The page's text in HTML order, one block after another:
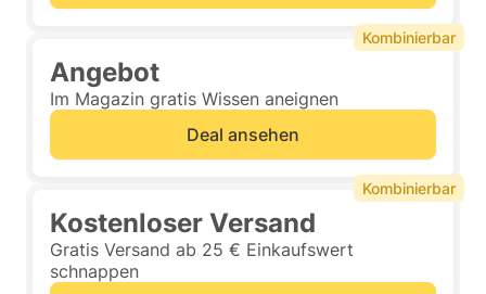
Angebot
Im Magazin gratis Wissen aneignen
Deal ansehen
Kombinierbar
Kostenloser Versand
Gratis Versand ab 25 € Einkaufswert
schnappen
Kombinierbar